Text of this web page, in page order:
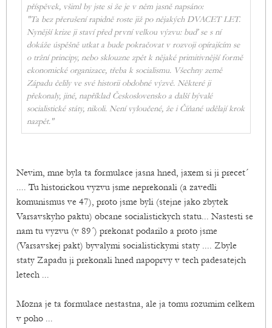
příspěvek, všiml by jste si že je v něm jasně napsáno:
"Ta bez přerušení rapidně roste již po nějakých DVACET LET.
Nynější krize ji staví před první velkou výzvu: buď se s ní
dokáže úspěšně utkat a bude pokračovat v rozvoji opírajícím se
o tržní principy, nebo sklouzne zpět k nějaké primitivnější formě
ekonomické organizace, třeba k socialismu. Všechny země
Západu čelily ve své historii obdobné výzvě. Některé ji
překonaly, jiné, například Československo a další bývalé
socialistické státy, nikoli. Není vyloučené, že i Číňané udělají krok
nazpět."
Nevim, mne byla ta formulace jasna hned, jaxem si ji precet´
.... Tu historickou vyzvu jsme neprekonali (a zavedli
komunismus ve 47), proto jsme byli (stejne jako zbytek
Varsavskyho paktu) obcane socialistickych statu... Nastesti se
nam tu vyzvu (v 89´) prekonat podarilo a proto jsme
(Varsavskej pakt) byvalymi socialistickymi staty .... Zbyle
staty Zapadu ji prekonali hned napoprvy v tech padesatejch
letech ...
Mozna je ta formulace nestastna, ale ja tomu rozumim celkem
v poho ...